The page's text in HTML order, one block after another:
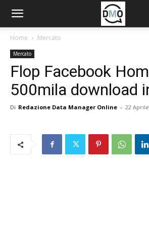
Home Mercato
Mercato
Flop Facebook
500mila download
Di Redazione Data Manager Online - 22